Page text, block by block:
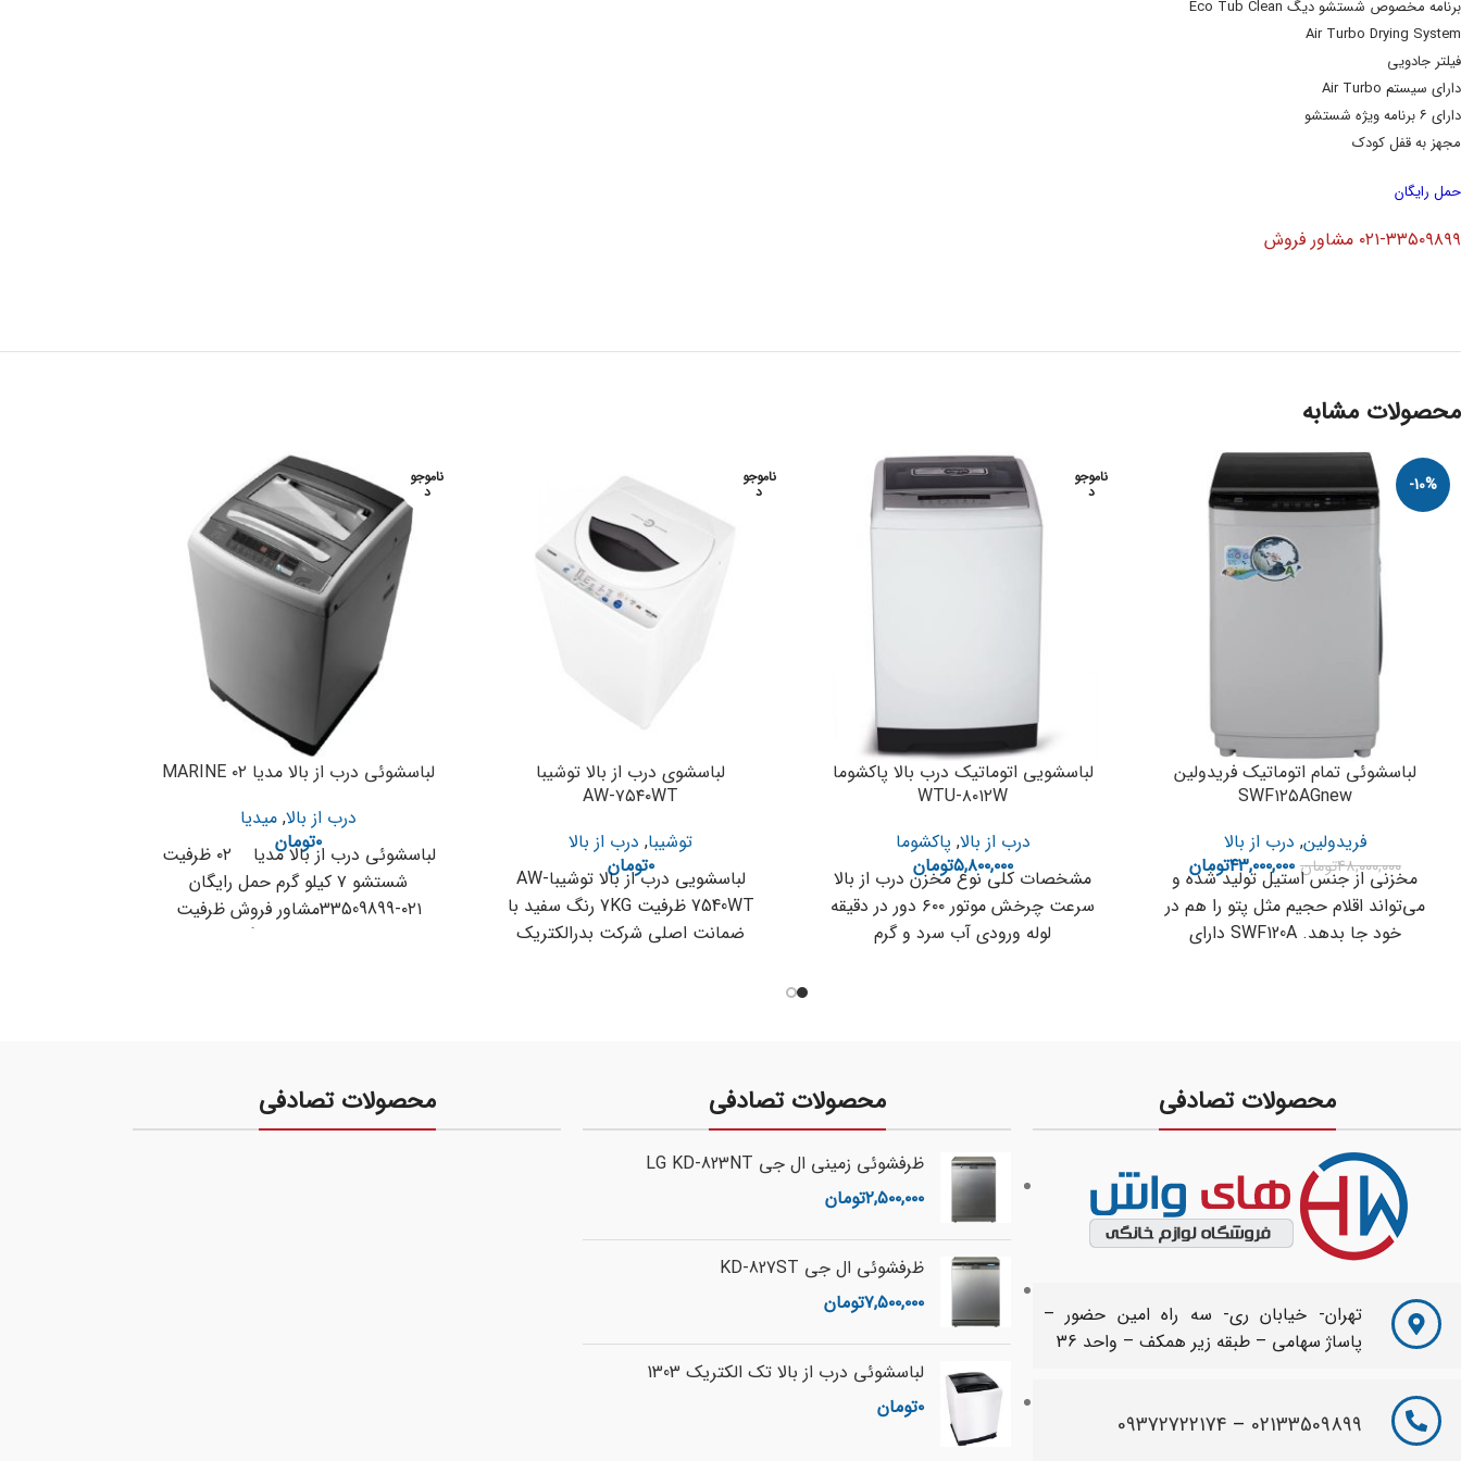
برنامه مخصوص شستشو دیگ Eco Tub Clean
Air Turbo Drying System
فیلتر جادویی
دارای سیستم Air Turbo
دارای ۶ برنامه ویژه شستشو
مجهز به قفل کودک
حمل رایگان
۰۲۱-۳۳۵۰۹۸۹۹ مشاور فروش
محصولات مشابه
-10%
لباسشوئی تمام اتوماتیک فریدولین
SWF۱۲۵AGnew
فریدولین, درب از بالا
۴۸,۰۰۰,۰۰۰تومان ۴۳,۰۰۰,۰۰۰تومان
مخزنی از جنس استیل تولید شده و
می‌تواند اقلام حجیم مثل پتو را هم در
خود جا بدهد. SWF120A دارای
ناموجو
د
لباسشویی اتوماتیک درب بالا پاکشوما
WTU-۸۰۱۲W
درب از بالا, پاکشوما
۵,۸۰۰,۰۰۰تومان
مشخصات کلی نوع مخزن درب از بالا
سرعت چرخش موتور ۶۰۰ دور در دقیقه
لوله ورودی آب سرد و گرم
ناموجو
د
لباسشوی درب از بالا توشیبا
AW-۷۵۴۰WT
توشیبا, درب از بالا
۰تومان
لباسشویی درب از بالا توشیباAW-
7540WT ظرفیت 7KG رنگ سفید با
ضمانت اصلی شرکت بدرالکتریک
ناموجو
د
لباسشوئی درب از بالا مدیا MARINE ۰۲
درب از بالا, میدیا
۰تومان
لباسشوئی درب از بالا مدیا ۰۲ ظرفیت
شستشو ۷ کیلو گرم حمل رایگان
۰۲۱-33509899مشاور فروش ظرفیت
محصولات تصادفی
تهران- خیابان ری- سه راه امین حضور –
پاساژ سهامی – طبقه زیر همکف – واحد 36
02133509899
–
09372722174
محصولات تصادفی
ظرفشوئی زمینی ال جی LG KD-823NT
۲,۵۰۰,۰۰۰تومان
ظرفشوئی ال جی KD-827ST
۷,۵۰۰,۰۰۰تومان
لباسشوئی درب از بالا تک الکتریک 1303
۰تومان
محصولات تصادفی